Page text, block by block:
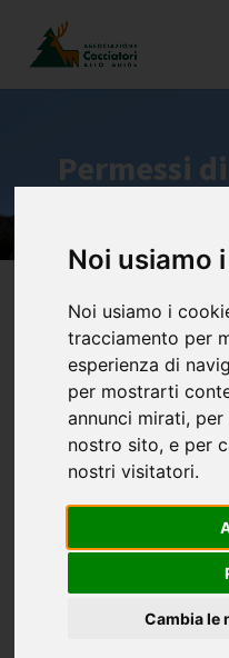
Noi usiamo
Noi usiamo i
tracciamento per
esperienza di
per mostrarti
annunci mirati,
nostro sito, e per
nostri visitatori.
Cambia le
Permessi
dell’Alto Adige, avete
riserve di diritto si fa
giornalieri e settimanali.
Permesso
Il permesso annuale e il
cacciare nonché di
riserva. Vengono emessi
permesso annualespetta